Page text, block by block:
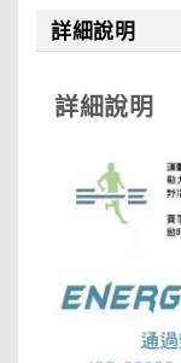
詳細說明
詳細說明